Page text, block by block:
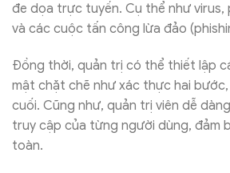
đe dọa trực tuyến. Cụ thể như virus,
và các cuộc tấn công lừa đảo
Đồng thời, quản trị có thể thiết lập
mật chặt chẽ như xác thực hai
cuối. Cũng như, quản trị viên dễ
truy cập của từng người dùng, đảm
toàn.